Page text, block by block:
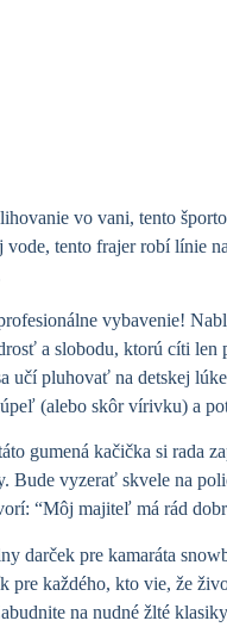
vo vani, tento
tento frajer robí línie
vybavenie!
a slobodu, ktorú cíti len
učí pluhovať na detskej
(alebo skôr vírivku) a
gumená kačička si rada
Bude vyzerať skvele na
“Môj majiteľ má rád
darček pre kamaráta
pre každého, kto vie, že
na nudné žlté